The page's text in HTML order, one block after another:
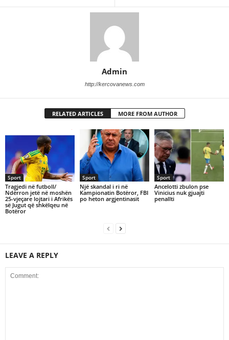
Admin
http://kercovanews.com
RELATED ARTICLES MORE FROM AUTHOR
Sport
Tragjedi në futboll/
Ndërron jetë në moshën
25-vjeçare lojtari i Afrikës
së Jugut që shkëlqeu në
Botëror
Sport
Një skandal i ri në
Kampionatin Botëror, FBI
po heton argjentinasit
Sport
Ancelotti zbulon pse
Vinicius nuk gjuajti
penallti
LEAVE A REPLY